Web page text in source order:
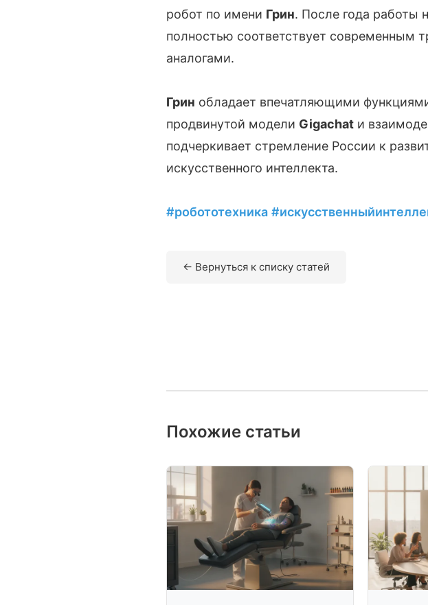
робот по имени Грин. После года работы
полностью соответствует современным
аналогами.
Грин обладает впечатляющими
продвинутой модели Gigachat и
подчеркивает стремление России к
искусственного интеллекта.
#робототехника
← Вернуться к списку статей
Похожие статьи